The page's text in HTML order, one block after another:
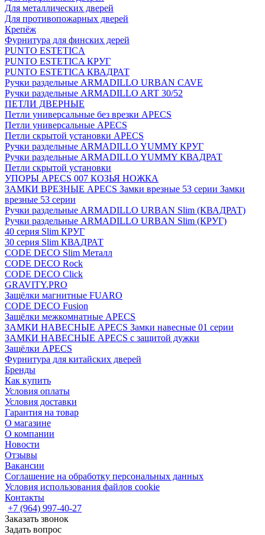
Для металлических дверей
Для противопожарных дверей
Крепёж
Фурнитура для финских дерей
PUNTO ESTETICA
PUNTO ESTETICA КРУГ
PUNTO ESTETICA КВАДРАТ
Ручки раздельные ARMADILLO URBAN CAVE
Ручки раздельные ARMADILLO ART 30/52
ПЕТЛИ ДВЕРНЫЕ
Петли универсальные без врезки APECS
Петли универсальные APECS
Петли скрытой установки APECS
Ручки раздельные ARMADILLO YUMMY КРУГ
Ручки раздельные ARMADILLO YUMMY КВАДРАТ
Петли скрытой установки
УПОРЫ APECS 007 КОЗЬЯ НОЖКА
ЗАМКИ ВРЕЗНЫЕ APECS Замки врезные 53 серии Замки
врезные 53 серии
Ручки раздельные ARMADILLO URBAN Slim (КВАДРАТ)
Ручки раздельные ARMADILLO URBAN Slim (КРУГ)
40 серия Slim КРУГ
30 серия Slim КВАДРАТ
CODE DECO Slim Металл
CODE DECO Rock
CODE DECO Click
GRAVITY.PRO
Защёлки магнитные FUARO
CODE DECO Fusion
Защёлки межкомнатные APECS
ЗАМКИ НАВЕСНЫЕ APECS Замки навесные 01 серии
ЗАМКИ НАВЕСНЫЕ APECS с защитой дужки
Защёлки APECS
Фурнитура для китайских дверей
Бренды
Как купить
Условия оплаты
Условия доставки
Гарантия на товар
О магазине
О компании
Новости
Отзывы
Вакансии
Соглашение на обработку персональных данных
Условия использования файлов cookie
Контакты
+7 (964) 997-40-27
Заказать звонок
Задать вопрос